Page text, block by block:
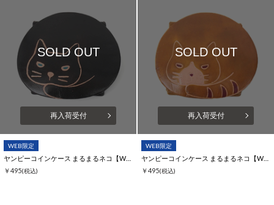
SOLD OUT
再入荷受付
WEB限定
￥495(税込)
SOLD OUT
再入荷受付
WEB限定
￥495(税込)